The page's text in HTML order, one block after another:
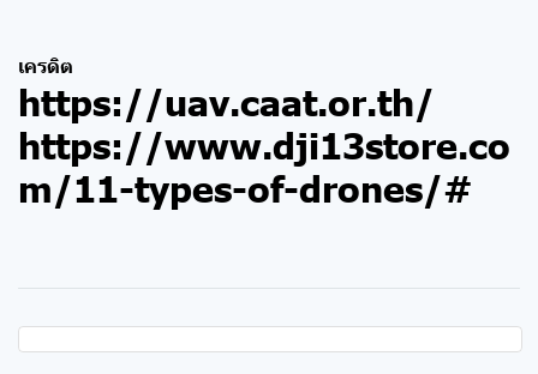
เครดิต
https://uav.caat.or.th/
https://www.dji13store.co
m/11-types-of-drones/#